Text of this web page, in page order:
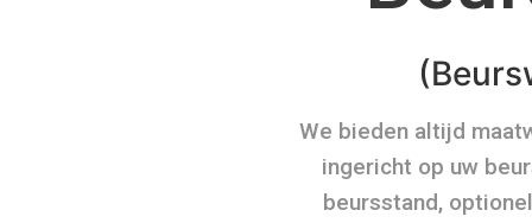
We bieden altijd
ingericht op uw
beursstand,